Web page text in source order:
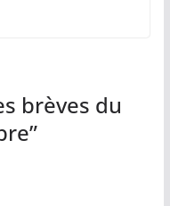
brèves du
”